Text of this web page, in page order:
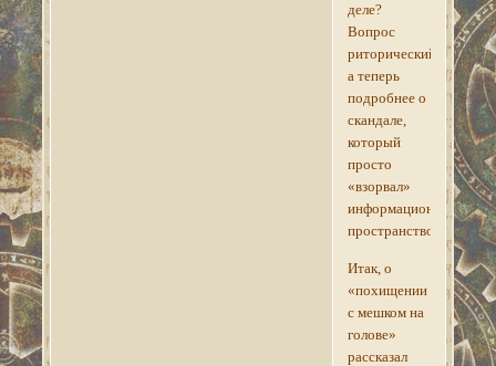
деле?
Вопрос
риторический,
а теперь
подробнее о
скандале,
который
просто
«взорвал»
информационное
пространство.
Итак, о
«похищении
с мешком на
голове»
рассказал